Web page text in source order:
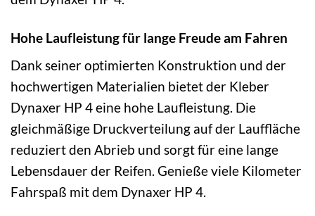
Hohe Laufleistung für lange Freude am Fahren
Dank seiner optimierten Konstruktion und der
hochwertigen Materialien bietet der Kleber
Dynaxer HP 4 eine hohe Laufleistung. Die
gleichmäßige Druckverteilung auf der Lauffläche
reduziert den Abrieb und sorgt für eine lange
Lebensdauer der Reifen. Genieße viele Kilometer
Fahrspaß mit dem Dynaxer HP 4.